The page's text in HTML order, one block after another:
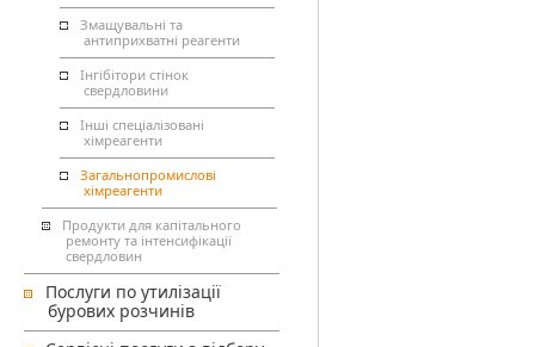
Змащувальні та
антиприхватні реагенти
Інгібітори стінок
свердловини
Інші спеціалізовані
хімреагенти
Загальнопромислові
хімреагенти
Продукти для капітального
ремонту та інтенсифікації
свердловин
Послуги по утилізації
бурових розчинів